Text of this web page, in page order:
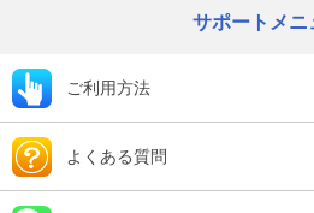
サポートメニ
ご利用方法
よくある質問